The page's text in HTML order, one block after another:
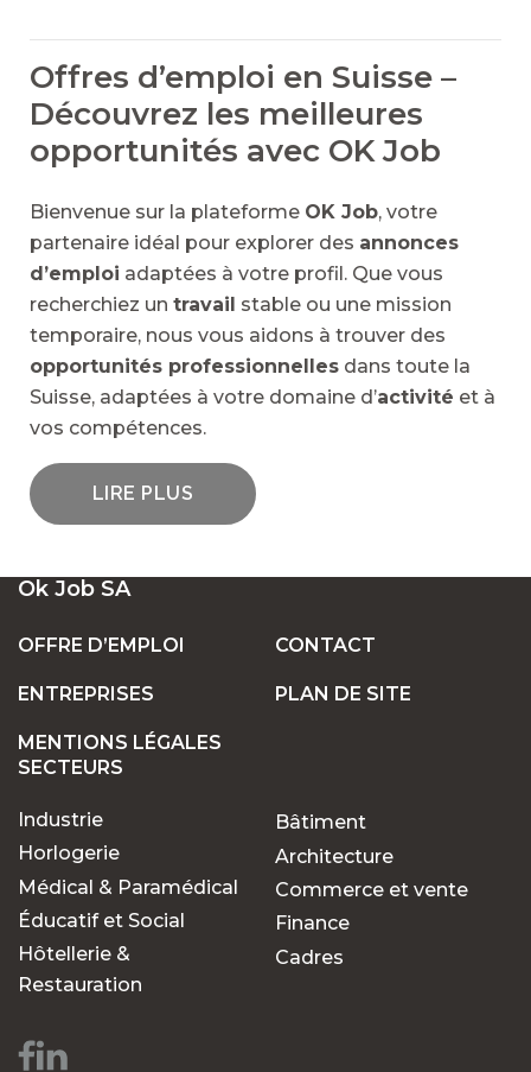
Offres d’emploi en Suisse –
Découvrez les meilleures
opportunités avec OK Job
Bienvenue sur la plateforme OK Job, votre
partenaire idéal pour explorer des annonces
d’emploi adaptées à votre profil. Que vous
recherchiez un travail stable ou une mission
temporaire, nous vous aidons à trouver des
opportunités professionnelles dans toute la
Suisse, adaptées à votre domaine d’activité et à
vos compétences.
LIRE PLUS
UN LARGE ÉVENTAIL D'EMPLOIS VACANTS
EN SUISSE
POSTES FIXES OU TEMPORAIRES :
POURQUOI CHOISIR OK JOB POUR VOS
RECHERCHES D'EMPLOIS ?
Des opportunités pour
chaque parcours
Ok Job SA
OFFRE D’EMPLOI
ENTREPRISES
MENTIONS LÉGALES
CONTACT
PLAN DE SITE
SECTEURS
Industrie
Horlogerie
Médical & Paramédical
Éducatif et Social
Hôtellerie &
Restauration
Bâtiment
Architecture
Commerce et vente
Finance
Cadres